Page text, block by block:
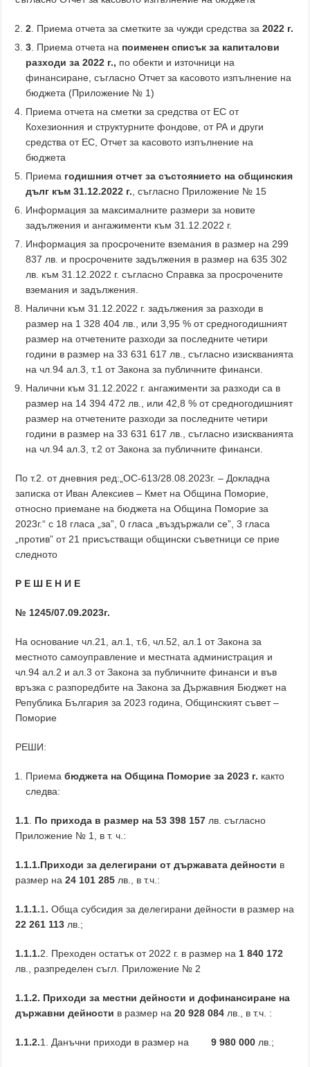
2 . Приема отчета за сметките за чужди средства за2022 г.
3 . Приема отчета на поименен списък за капиталови
разходи за 2022 г., по обекти и източници на
финансиране, съгласно Отчет за касовото изпълнение на
бюджета (Приложение № 1)
Приема отчета на сметки за средства от ЕС от
Кохезионния и структурните фондове, от РА и други
средства от ЕС, Отчет за касовото изпълнение на
бюджета
Приема годишния отчет за състоянието на общинския
дълг към 31.12.2022 г. , съгласно Приложение № 15
Информация за максималните размери за новите
задължения и ангажименти към 31.12.2022 г.
Информация за просрочените вземания в размер на 299
837 лв. и просрочените задължения в размер на 635 302
лв. към 31.12.2022 г. съгласно Справка за просрочените
вземания и задължения.
Налични към 31.12.2022 г. задължения за разходи в
размер на 1 328 404 лв., или 3,95 % от средногодишният
размер на отчетените разходи за последните четири
години в размер на 33 631 617 лв., съгласно изискванията
на чл.94 ал.3, т.1 от Закона за публичните финанси.
Налични към 31.12.2022 г. ангажименти за разходи са в
размер на 14 394 472 лв., или 42,8 % от средногодишният
размер на отчетените разходи за последните четири
години в размер на 33 631 617 лв., съгласно изискванията
на чл.94 ал.3, т.2 от Закона за публичните финанси.
По т.2. от дневния ред:„ОС-613/28.08.2023г. – Докладна
записка от Иван Алексиев – Кмет на Община Поморие,
относно приемане на бюджета на Община Поморие за
2023г.“ с 18 гласа „за”, 0 гласа „въздържали се”, 3 гласа
„против” от 21 присъстващи общински съветници се прие
следното
Р Е Ш Е Н И Е
№ 1245/07.09.2023г.
На основание чл.21, ал.1, т.6, чл.52, ал.1 от Закона за
местното самоуправление и местната администрация и
чл.94 ал.2 и ал.3 от Закона за публичните финанси и във
връзка с разпоредбите на Закона за Държавния Бюджет на
Република България за 2023 година, Общинският съвет –
Поморие
РЕШИ:
Приема бюджета на Община Поморие за 2023 г. както
следва:
1.1 По прихода в размер на 53 398 157 лв. съгласно
Приложение № 1, в т. ч.:
1.1.1.Приходи за делегирани от държавата дейности в
размер на24 101 285 лв., в т.ч.:
1.1.1.1 . Обща субсидия за делегирани дейности в размер на
22 261 113 лв.;
1.1.1.2. Преходен остатък от 2022 г. в размер на 1 840 172
лв., разпределен съгл. Приложение № 2
1.1.2. Приходи за местни дейности и дофинансиране на
държавни дейности в размер на20 928 084 лв., в т.ч. :
1.1.2.1. Данъчни приходи в размер на9 980 000 лв.;